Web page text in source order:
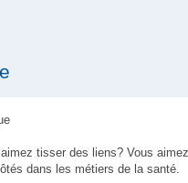
tisser des liens? Vous
dans les métiers de la santé.